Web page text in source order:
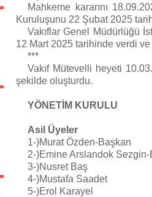
Mahkeme kararını
Kuruluşunu 22 Şubat 2025
Vakıflar Genel Müdürlüğü
12 Mart 2025 tarihinde verdi ve
***
Vakıf Mütevelli heyeti
şekilde oluşturdu.
YÖNETİM KURULU
Asil Üyeler
1-)Murat Özden-Başkan
2-)Emine Arslandok Sezgin-
3-)Nusret Baş
4-)Mustafa Saadet
5-)Erol Karayel